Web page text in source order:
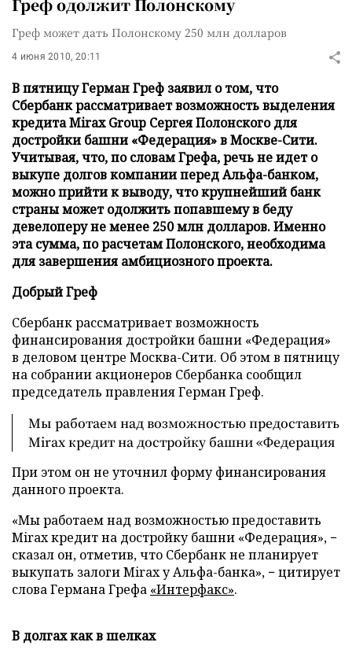
Греф одолжит Полонскому
Греф может дать Полонскому 250 млн долларов
4 июня 2010, 20:11
В пятницу Герман Греф заявил о том, что
Сбербанк рассматривает возможность выделения
кредита Mirax Group Сергея Полонского для
достройки башни «Федерация» в Москве-Сити.
Учитывая, что, по словам Грефа, речь не идет о
выкупе долгов компании перед Альфа-банком,
можно прийти к выводу, что крупнейший банк
страны может одолжить попавшему в беду
девелоперу не менее 250 млн долларов. Именно
эта сумма, по расчетам Полонского, необходима
для завершения амбициозного проекта.
Добрый Греф
Сбербанк рассматривает возможность
финансирования достройки башни «Федерация»
в деловом центре Москва-Сити. Об этом в пятницу
на собрании акционеров Сбербанка сообщил
председатель правления Герман Греф.
Мы работаем над возможностью предоставить
Mirax кредит на достройку башни «Федерация
При этом он не уточнил форму финансирования
данного проекта.
«Мы работаем над возможностью предоставить
Mirax кредит на достройку башни «Федерация», −
сказал он, отметив, что Сбербанк не планирует
выкупать залоги Mirax у Альфа-банка», − цитирует
слова Германа Грефа «Интерфакс».
В долгах как в шелках